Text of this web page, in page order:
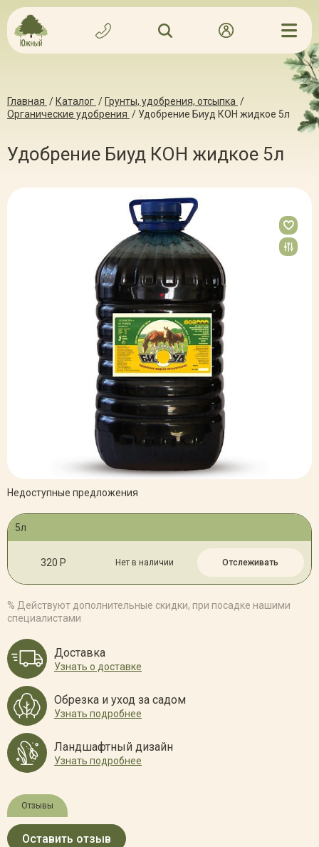
Главная / Каталог / Грунты, удобрения, отсыпка /
Органические удобрения / Удобрение Биуд КОН жидкое 5л
Удобрение Биуд КОН жидкое 5л
Недоступные предложения
5л
320 Р Нет в наличии Отслеживать
% Действуют дополнительные скидки, при посадке нашими
специалистами
Доставка
Узнать о доставке
Обрезка и уход за садом
Узнать подробнее
Ландшафтный дизайн
Узнать подробнее
Отзывы
Оставить отзыв